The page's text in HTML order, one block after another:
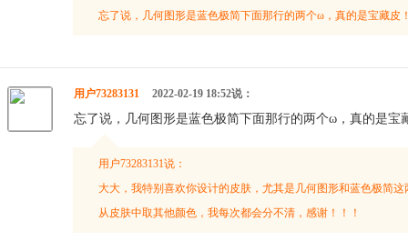
忘了说，几何图形是蓝色极简下面那行的两个ω，真的是宝藏皮
用户73283131 2022-02-19 18:52说：
忘了说，几何图形是蓝色极简下面那行的两个ω，真的是宝
用户73283131说：
大大，我特别喜欢你设计的皮肤，尤其是几何图形和蓝色极简
从皮肤中取其他颜色，我每次都会分不清，感谢！！！